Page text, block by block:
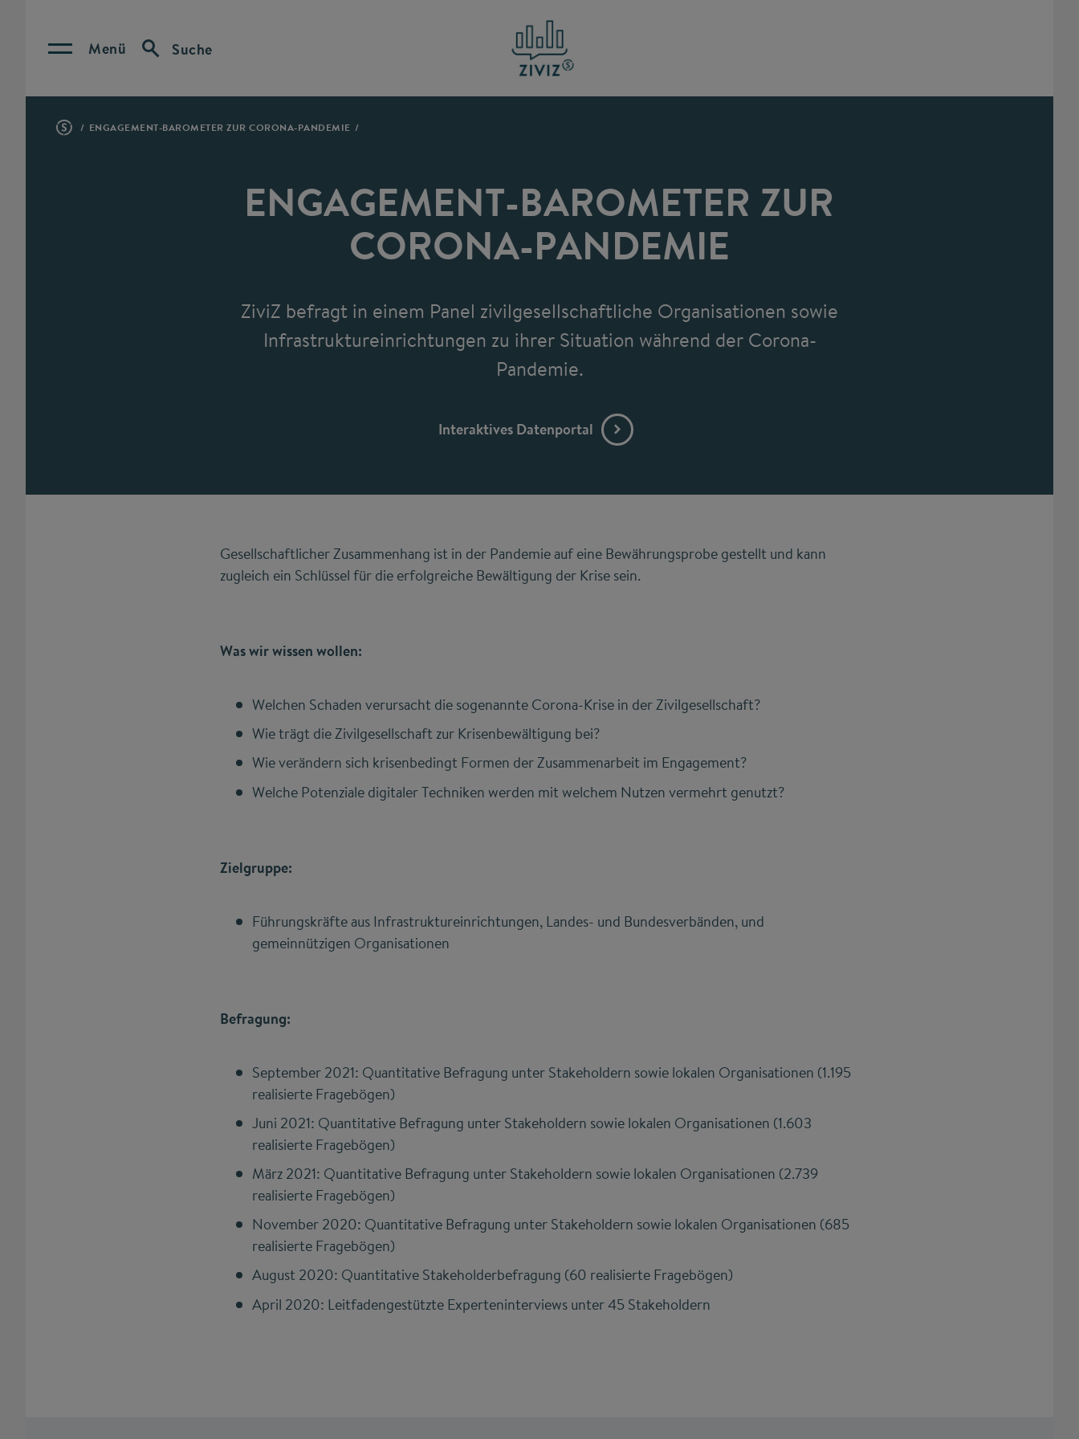
Menü Suche
ENGAGEMENT-BAROMETER ZUR CORONA-PANDEMIE
ENGAGEMENT-BAROMETER ZUR
CORONA-PANDEMIE
ZiviZ befragt in einem Panel zivilgesellschaftliche Organisationen sowie
Infrastruktureinrichtungen zu ihrer Situation während der Corona-
Pandemie.
Interaktives Datenportal
Gesellschaftlicher Zusammenhang ist in der Pandemie auf eine Bewährungsprobe gestellt und kann
zugleich ein Schlüssel für die erfolgreiche Bewältigung der Krise sein.
Was wir wissen wollen:
Welchen Schaden verursacht die sogenannte Corona-Krise in der Zivilgesellschaft?
Wie trägt die Zivilgesellschaft zur Krisenbewältigung bei?
Wie verändern sich krisenbedingt Formen der Zusammenarbeit im Engagement?
Welche Potenziale digitaler Techniken werden mit welchem Nutzen vermehrt genutzt?
Zielgruppe:
Führungskräfte aus Infrastruktureinrichtungen, Landes- und Bundesverbänden, und
gemeinnützigen Organisationen
Befragung:
September 2021: Quantitative Befragung unter Stakeholdern sowie lokalen Organisationen (1.195
realisierte Fragebögen)
Juni 2021: Quantitative Befragung unter Stakeholdern sowie lokalen Organisationen (1.603
realisierte Fragebögen)
März 2021: Quantitative Befragung unter Stakeholdern sowie lokalen Organisationen (2.739
realisierte Fragebögen)
November 2020: Quantitative Befragung unter Stakeholdern sowie lokalen Organisationen (685
realisierte Fragebögen)
August 2020: Quantitative Stakeholderbefragung (60 realisierte Fragebögen)
April 2020: Leitfadengestützte Experteninterviews unter 45 Stakeholdern